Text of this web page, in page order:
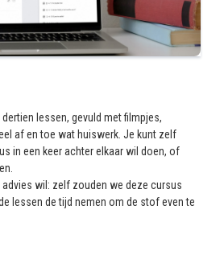
lessen, gevuld met filmpjes,
af en toe wat huiswerk. Je kunt zelf
in een keer achter elkaar wil doen, of
wil: zelf zouden we deze cursus
lessen de tijd nemen om de stof even te